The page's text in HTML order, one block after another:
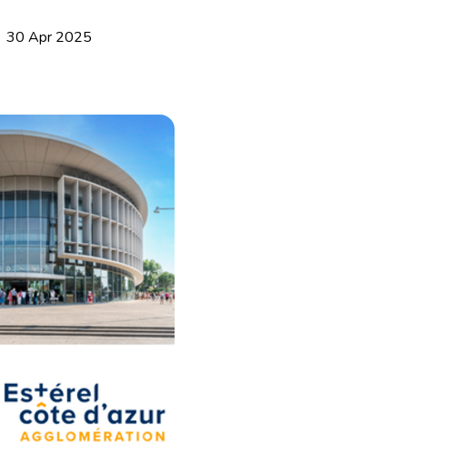
30 Apr 2025